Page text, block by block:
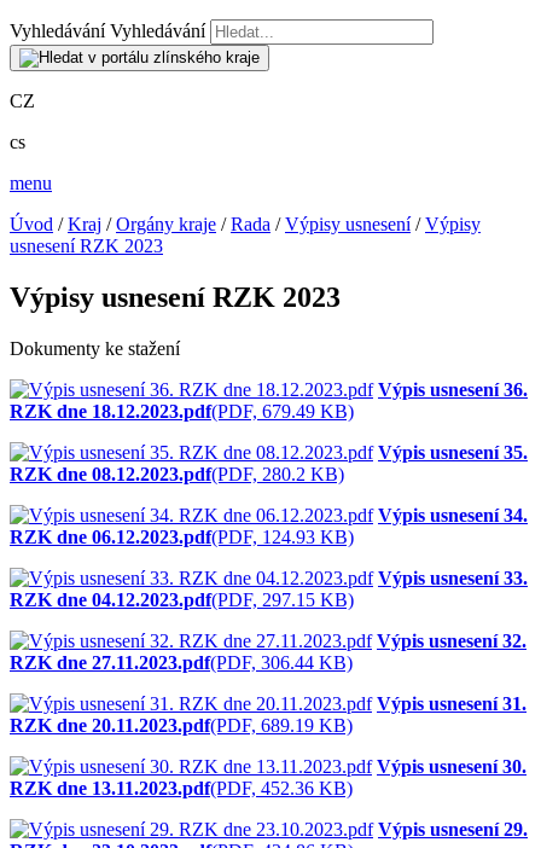
Vyhledávání Vyhledávání
CZ
cs
menu
Úvod /Kraj /Orgány kraje /Rada /Výpisy usnesení/Výpisy
usnesení RZK 2023
Výpisy usnesení RZK 2023
Dokumenty ke stažení
Výpis usnesení 36.
RZK dne 18.12.2023.pdf(PDF, 679.49 KB)
Výpis usnesení 35.
RZK dne 08.12.2023.pdf(PDF, 280.2 KB)
Výpis usnesení 34.
RZK dne 06.12.2023.pdf(PDF, 124.93 KB)
Výpis usnesení 33.
RZK dne 04.12.2023.pdf(PDF, 297.15 KB)
Výpis usnesení 32.
RZK dne 27.11.2023.pdf(PDF, 306.44 KB)
Výpis usnesení 31.
RZK dne 20.11.2023.pdf(PDF, 689.19 KB)
Výpis usnesení 30.
RZK dne 13.11.2023.pdf(PDF, 452.36 KB)
Výpis usnesení 29.